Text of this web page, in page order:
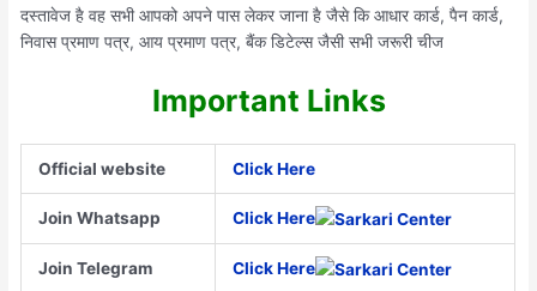
दस्तावेज है वह सभी आपको अपने पास लेकर जाना है जैसे कि आधार कार्ड, पैन कार्ड,
निवास प्रमाण पत्र, आय प्रमाण पत्र, बैंक डिटेल्स जैसी सभी जरूरी चीज
Important Links
Official website Click Here
Join Whatsapp Click Here
Join Telegram Click Here